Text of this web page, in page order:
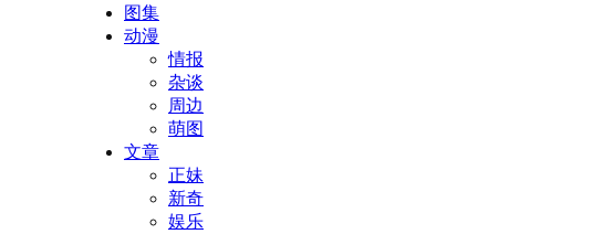
图集
动漫
情报
杂谈
周边
萌图
文章
正妹
新奇
娱乐